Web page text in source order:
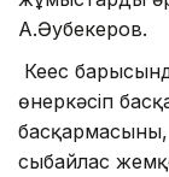
А.Әубекеров.
Кеңес
өнеркәсіп
сыбайлас